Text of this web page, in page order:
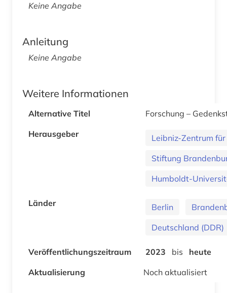
Keine Angabe
Anleitung
Keine Angabe
Weitere Informationen
Alternative Titel
Forschung –
Herausgeber
Leibniz-Zentrum
Stiftung
Humboldt-
Länder Berlin
Deutschland (DDR)
Veröffentlichungszeitraum 2023 bis
heute
Aktualisierung
Noch aktualisiert